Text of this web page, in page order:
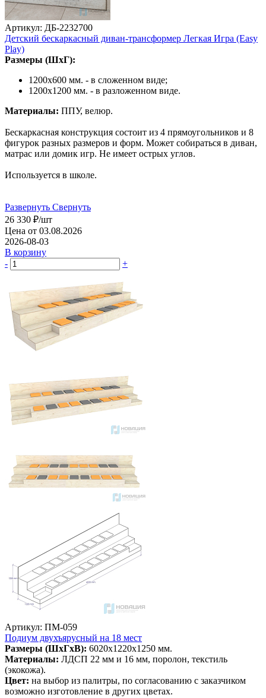
Артикул: ДБ-2232700
Детский бескаркасный диван-трансформер Легкая Игра (Easy
Play)
Размеры (ШхГ):
1200х600 мм. - в сложенном виде;
1200х1200 мм. - в разложенном виде.
Материалы: ППУ, велюр.
Бескаркасная конструкция состоит из 4 прямоугольников и 8
фигурок разных размеров и форм. Может собираться в диван,
матрас или домик игр. Не имеет острых углов.
Используется в школе.
Развернуть Свернуть
26 330 ₽/шт
Цена от 03.08.2026
2026-08-03
В корзину
-
+
Артикул: ПМ-059
Подиум двухъярусный на 18 мест
Размеры (ШхГхВ): 6020х1220х1250 мм.
Материалы: ЛДСП 22 мм и 16 мм, поролон, текстиль
(экокожа).
Цвет: на выбор из палитры, по согласованию с заказчиком
возможно изготовление в других цветах.